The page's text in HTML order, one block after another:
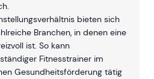
bieten sich
Branchen, in denen eine
ist. So kann
Fitnesstrainer im
Gesundheitsförderung tätig